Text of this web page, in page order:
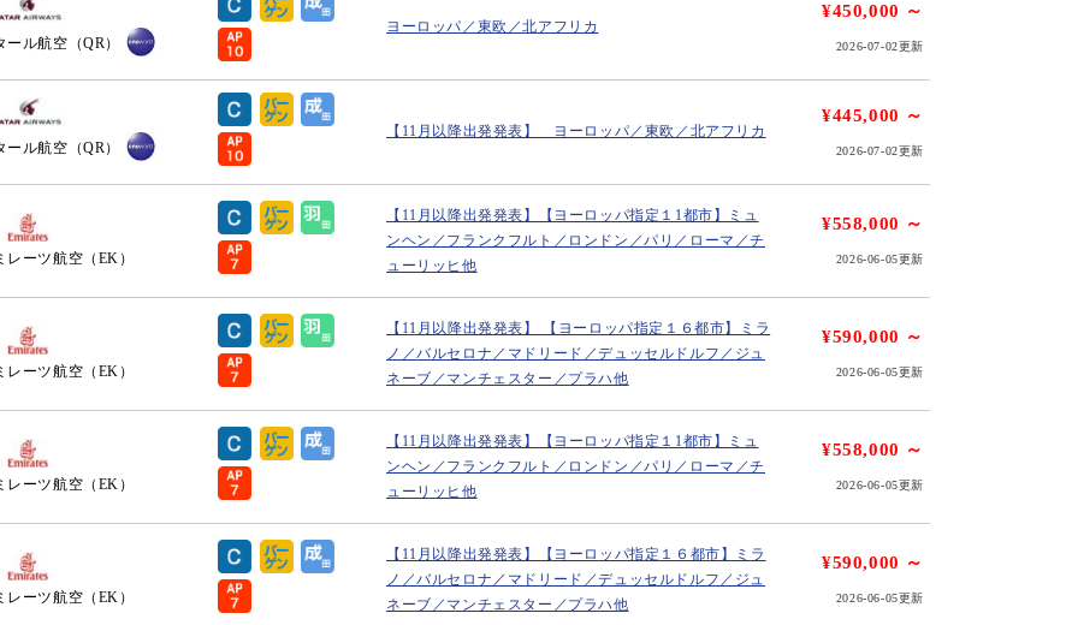
ール航空（QR）
ヨーロッパ／東欧／北アフリカ
¥450,000 ～
2026-07-02更新
ール航空（QR）
【11月以降出発発表】 ヨーロッパ／東欧／北アフリカ
¥445,000 ～
2026-07-02更新
レーツ航空（EK）
【11月以降出発発表】【ヨーロッパ指定１1都市】ミュ
ンヘン／フランクフルト／ロンドン／パリ／ローマ／チ
ューリッヒ他
¥558,000 ～
2026-06-05更新
レーツ航空（EK）
【11月以降出発発表】 【ヨーロッパ指定１６都市】ミラ
ノ／バルセロナ／マドリード／デュッセルドルフ／ジュ
ネーブ／マンチェスター／プラハ他
¥590,000 ～
2026-06-05更新
レーツ航空（EK）
【11月以降出発発表】【ヨーロッパ指定１1都市】ミュ
ンヘン／フランクフルト／ロンドン／パリ／ローマ／チ
ューリッヒ他
¥558,000 ～
2026-06-05更新
レーツ航空（EK）
【11月以降出発発表】【ヨーロッパ指定１６都市】ミラ
ノ／バルセロナ／マドリード／デュッセルドルフ／ジュ
ネーブ／マンチェスター／プラハ他
¥590,000 ～
2026-06-05更新